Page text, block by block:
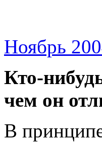
Ноябрь
Кто-
чем он
В